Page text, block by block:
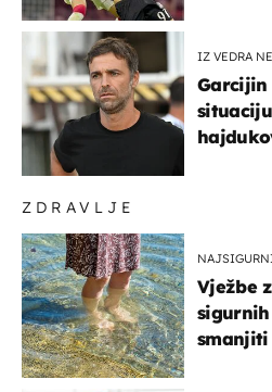
ZDRAVLJE
Vježbe
IZ VEDRA